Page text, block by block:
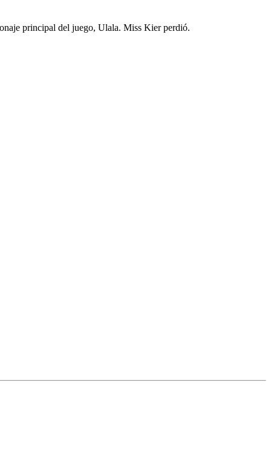
principal del juego, Ulala. Miss Kier perdió.